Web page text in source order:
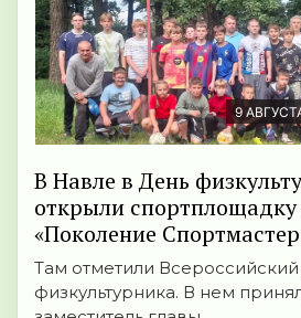
9
В Навле в День
открыли спортплощадку
«Поколение
Там отметили
физкультурника. В нем